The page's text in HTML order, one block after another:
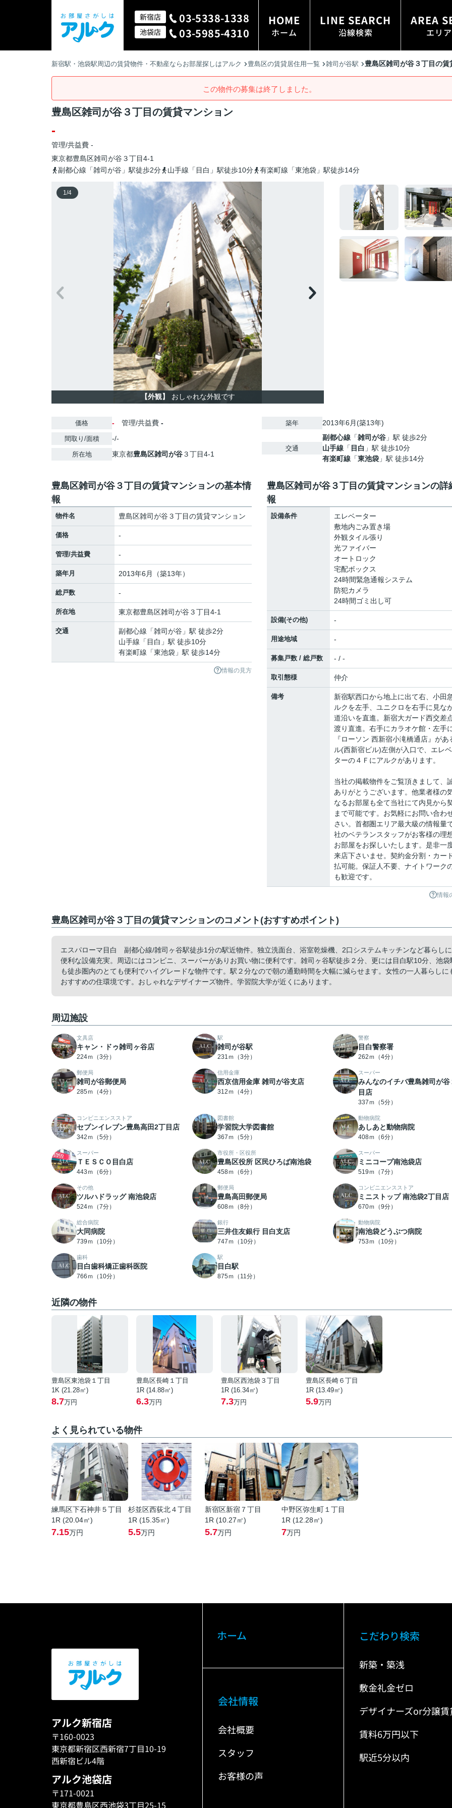
新宿店 03-5338-1338
池袋店 03-5985-4310
HOME
ホーム
LINE SEARCH
沿線検索
AREA
エリ
新宿駅・池袋駅周辺の賃貸物件・不動産ならお部屋探しはアルク 豊島区の賃貸居住用一覧 雑司が谷駅 豊島区雑司が谷３丁目の賃
この物件の募集は終了しました。
豊島区雑司が谷３丁目の賃貸マンション
-
管理/共益費 -
東京都豊島区雑司が谷 ３丁目4-1
副都心線「雑司が谷」駅徒歩2分
山手線「目白」駅徒歩10分 有楽町線「東池袋」駅徒歩14分
1/4
【外観】 おしゃれな外観です
価格 - 管理/共益費 -
間取り/面積 -/-
所在地 東京都豊島区雑司が谷３丁目4-1
築年 2013年6月(築13年)
交通
副都心線 「雑司が谷 」駅 徒歩2分
山手線 「 目白 」駅 徒歩10分
有楽町線 「東池袋 」駅 徒歩14分
豊島区雑司が谷３丁目の賃貸マンションの基本情
報
物件名 豊島区雑司が谷３丁目の賃貸マンション
価格 -
管理/共益費 -
築年月 2013年6月（築13年）
総戸数 -
所在地 東京都豊島区雑司が谷 ３丁目4-1
交通 副都心線 「雑司が谷 」駅 徒歩2分
山手線 「 目白 」駅 徒歩10分
有楽町線 「東池袋 」駅 徒歩14分
情報の見方
豊島区雑司が谷３丁目の賃貸マンションの詳
報
設備条件
エレベーター
敷地内ごみ置き場
外観タイル張り
光ファイバー
オートロック
宅配ボックス
24時間緊急通報システム
防犯カメラ
24時間ゴミ出し可
設備(その他) -
用途地域 -
募集戸数 / 総戸数 - / -
取引態様 仲介
備考
新宿駅西口から地上に出て右、小田
ルクを左手、ユニクロを右手に見な
道沿いを直進。新宿大ガード西交差
渡り直進。右手にカラオケ館・左手
『ローソン 西新宿小滝橋通店』があ
ル(西新宿ビル)左側が入口で、エレ
ターの４Ｆにアルクがあります。
当社の掲載物件をご覧頂きまして、
ありがとうございます。他業者様の
なるお部屋も全て当社にて内見から
まで可能です。お気軽にお問い合わ
さい。首都圏エリア最大級の情報量
社のベテランスタッフがお客様の理
お部屋をお探しいたします。是非一
来店下さいませ。契約金分割・カー
払可能。保証人不要、ナイトワーク
も歓迎です。
情報
豊島区雑司が谷３丁目の賃貸マンションのコメント(おすすめポイント)
エスパローマ目白 副都心線/雑司ヶ谷駅徒歩1分の駅近物件。独立洗面台、浴室乾燥機、2口システムキッチンなど暮らしに
便利な設備充実。周辺にはコンビニ、スーパーがありお買い物に便利です。雑司ヶ谷駅徒歩２分、更には目白駅10分、池袋
も徒歩圏内のとても便利でハイグレードな物件です。駅２分なので朝の通勤時間を大幅に減らせます。女性の一人暮らしに
おすすめの住環境です。おしゃれなデザイナーズ物件。学習院大学が近くにあります。
周辺施設
文具店
キャン・ドゥ雑司ヶ谷店
224ｍ（3分）
駅
雑司が谷駅
231ｍ（3分）
警察
目白警察署
262ｍ（4分）
郵便局
雑司が谷郵便局
285ｍ（4分）
信用金庫
西京信用金庫 雑司が谷支店
312ｍ（4分）
スーパー
みんなのイチバ豊島雑司が谷
目店
337ｍ（5分）
コンビニエンスストア
セブンイレブン豊島高田2丁目店
342ｍ（5分）
図書館
学習院大学図書館
367ｍ（5分）
動物病院
あしあと動物病院
408ｍ（6分）
スーパー
ＴＥＳＣＯ目白店
443ｍ（6分）
市役所・区役所
豊島区役所 区民ひろば南池袋
458ｍ（6分）
スーパー
ミニコープ南池袋店
519ｍ（7分）
その他
ツルハドラッグ 南池袋店
524ｍ（7分）
郵便局
豊島高田郵便局
608ｍ（8分）
コンビニエンスストア
ミニストップ 南池袋2丁目店
670ｍ（9分）
総合病院
大同病院
739ｍ（10分）
銀行
三井住友銀行 目白支店
747ｍ（10分）
動物病院
南池袋どうぶつ病院
753ｍ（10分）
歯科
目白歯科矯正歯科医院
766ｍ（10分）
駅
目白駅
875ｍ（11分）
近隣の物件
豊島区東池袋１丁目
1K (21.28㎡)
8.7万円
豊島区長崎１丁目
1R (14.88㎡)
6.3万円
豊島区西池袋３丁目
1R (16.34㎡)
7.3万円
豊島区長崎６丁目
1R (13.49㎡)
5.9万円
よく見られている物件
練馬区下石神井５丁目
1R (20.04㎡)
7.15万円
杉並区西荻北４丁目
1R (15.35㎡)
5.5万円
新宿区新宿７丁目
1R (10.27㎡)
5.7万円
中野区弥生町１丁目
1R (12.28㎡)
7万円
アルク新宿店
〒160-0023
東京都新宿区西新宿7丁目10-19
西新宿ビル4階
アルク池袋店
〒171-0021
東京都豊島区西池袋3丁目25-15
ホーム
会社情報
会社概要
スタッフ
お客様の声
こだわり検索
新築・築浅
敷金礼金ゼロ
デザイナーズor分譲賃
賃料6万円以下
駅近5分以内